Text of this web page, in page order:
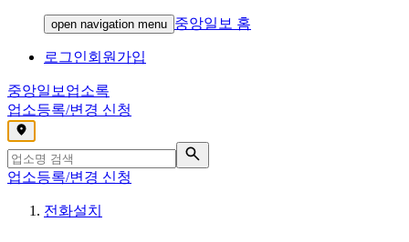
open navigation menu 중앙일보 홈
로그인회원가입
중앙일보 업소록
업소등록/변경 신청
,
업소등록/변경 신청
전화설치